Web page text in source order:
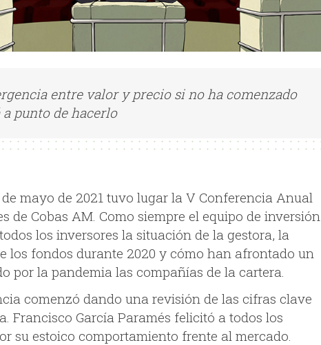
entre valor y precio si no ha comenzado
a punto de hacerlo
mayo de 2021 tuvo lugar la V Conferencia Anual
de Cobas AM. Como siempre el equipo de inversión
los inversores la situación de la gestora, la
los fondos durante 2020 y cómo han afrontado un
por la pandemia las compañías de la cartera.
comenzó dando una revisión de las cifras clave
Francisco García Paramés felicitó a todos los
su estoico comportamiento frente al mercado.